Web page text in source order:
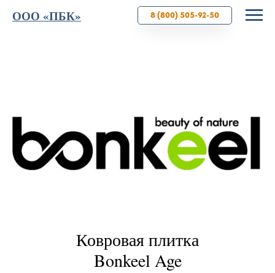
ООО «ПБК» 8 (800) 505-92-50
Ковровая плитка
Bonkeel Age